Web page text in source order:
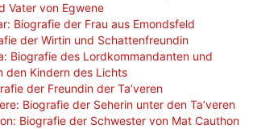
Vater von Egwene
Biografie der Frau aus Emondsfeld
der Wirtin und Schattenfreundin
Biografie des Lordkommandanten und
den Kindern des Lichts
der Freundin der Ta’veren
Biografie der Seherin unter den Ta’veren
Biografie der Schwester von Mat Cauthon